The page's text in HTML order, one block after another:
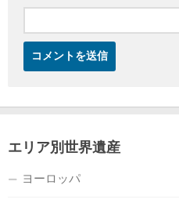
エリア別世界遺産
ヨーロッパ